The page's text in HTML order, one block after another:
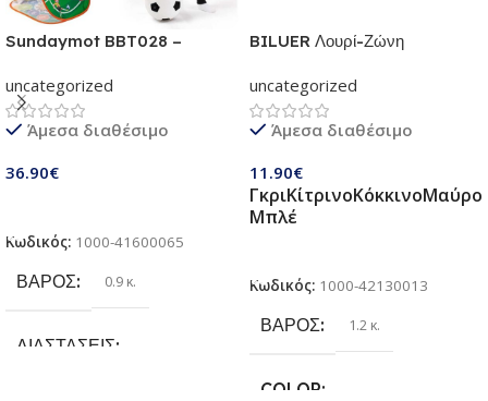
Sundaymot BBT028 –
εσωτερικού χώρου για παιδιά |
Παιχνίδι δραστηριότητας για
παιδιά 3 σε 1 | Σετ πτυσσόμενα
τσάντα φασολιών,
για παιδιά 3 + ετών
uncategorized
Άμεσα διαθέσιμο
36.90€
Κωδικός: 1000-41600065
ΒΆΡΟΣ 0.9 κ.
ΔΙΑΣΤΆΣΕΙΣ
BILUER Λουρί-Ζώνη
για Σκύλους και Γάτες | Με
ελαστικό ιμάντα Ρυθμιζόμενος |
Κάνει για όλες τις Ράτσες
uncategorized
Άμεσα διαθέσιμο
11.90€
ΓκριΚίτρινοΚόκκινοΜαύρο
Μπλέ
Κωδικός: 1000-42130013
ΒΆΡΟΣ 1.2 κ.
COLOR